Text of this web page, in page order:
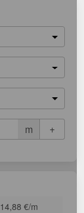
m +
14,88 €/m